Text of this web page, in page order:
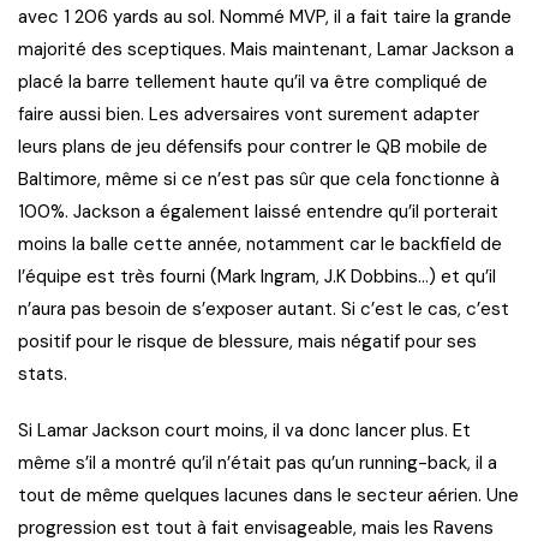
avec 1 206 yards au sol. Nommé MVP, il a fait taire la grande
majorité des sceptiques. Mais maintenant, Lamar Jackson a
placé la barre tellement haute qu’il va être compliqué de
faire aussi bien. Les adversaires vont surement adapter
leurs plans de jeu défensifs pour contrer le QB mobile de
Baltimore, même si ce n’est pas sûr que cela fonctionne à
100%. Jackson a également laissé entendre qu’il porterait
moins la balle cette année, notamment car le backfield de
l’équipe est très fourni (Mark Ingram, J.K Dobbins…) et qu’il
n’aura pas besoin de s’exposer autant. Si c’est le cas, c’est
positif pour le risque de blessure, mais négatif pour ses
stats.
Si Lamar Jackson court moins, il va donc lancer plus. Et
même s’il a montré qu’il n’était pas qu’un running-back, il a
tout de même quelques lacunes dans le secteur aérien. Une
progression est tout à fait envisageable, mais les Ravens